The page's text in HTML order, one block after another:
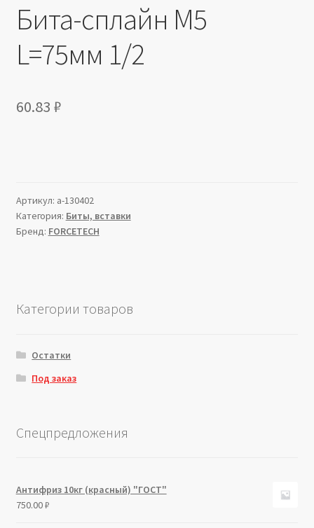
Бита-сплайн М5
L=75мм 1/2
60.83 ₽
Артикул: a-130402
Категория: Биты, вставки
Бренд: FORCETECH
Категории товаров
Остатки
Под заказ
Спецпредложения
Антифриз 10кг (красный) "ГОСТ"
750.00₽